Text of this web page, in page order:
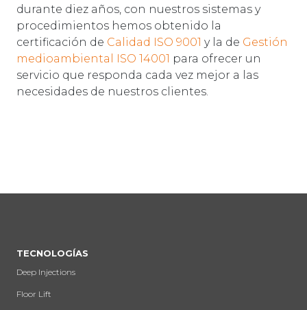
durante diez años, con nuestros sistemas y
procedimientos hemos obtenido la
certificación de Calidad ISO 9001 y la de Gestión
medioambiental ISO 14001 para ofrecer un
servicio que responda cada vez mejor a las
necesidades de nuestros clientes.
TECNOLOGÍAS
Deep Injections
Floor Lift